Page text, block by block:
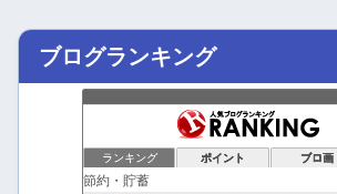
ブログランキング
ランキング ポイント ブロ画